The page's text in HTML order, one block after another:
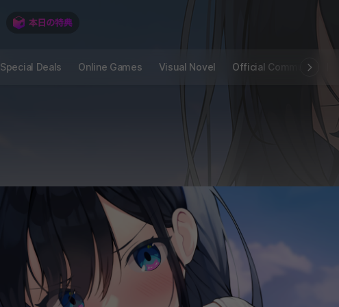
Special Deals Online Games Visual Novel Official Community